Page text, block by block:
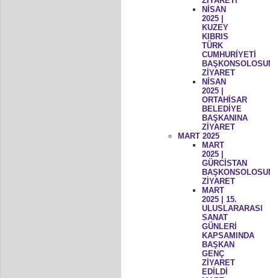
NİSAN
2025 |
KUZEY
KIBRIS
TÜRK
CUMHURİYETİ
ZİYARET
NİSAN
2025 |
ORTAHİSAR
BELEDİYE
BAŞKANINA
ZİYARET
MART 2025
MART
2025 |
GÜRCİSTAN
ZİYARET
MART
2025 | 15.
ULUSLARARASI
SANAT
GÜNLERİ
KAPSAMINDA
BAŞKAN
GENÇ
ZİYARET
EDİLDİ